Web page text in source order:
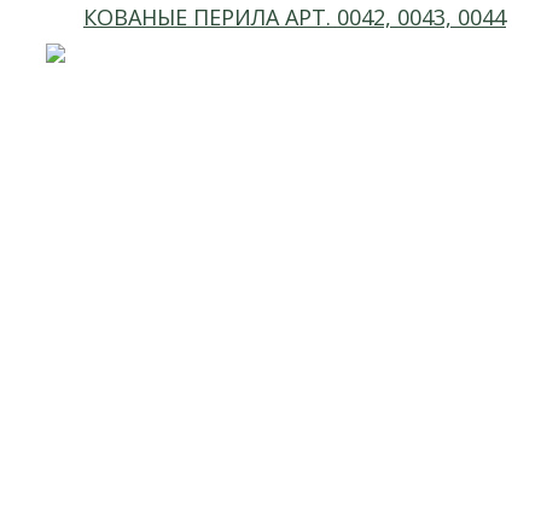
КОВАНЫЕ ПЕРИЛА АРТ. 0042, 0043, 0044